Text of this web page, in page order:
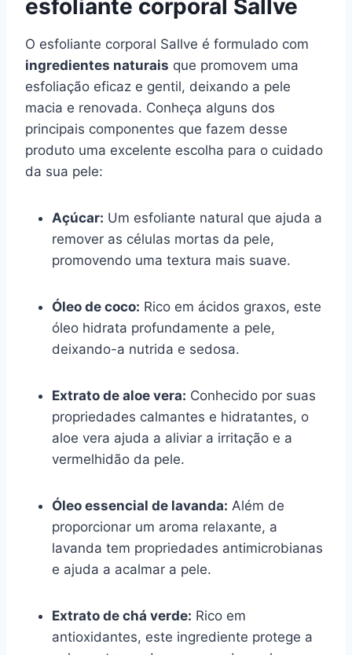
esfoliante corporal Sallve
O esfoliante corporal Sallve é formulado com
ingredientes naturais que promovem uma
esfoliação eficaz e gentil, deixando a pele
macia e renovada. Conheça alguns dos
principais componentes que fazem desse
produto uma excelente escolha para o cuidado
da sua pele:
Açúcar: Um esfoliante natural que ajuda a
remover as células mortas da pele,
promovendo uma textura mais suave.
Óleo de coco: Rico em ácidos graxos, este
óleo hidrata profundamente a pele,
deixando-a nutrida e sedosa.
Extrato de aloe vera: Conhecido por suas
propriedades calmantes e hidratantes, o
aloe vera ajuda a aliviar a irritação e a
vermelhidão da pele.
Óleo essencial de lavanda: Além de
proporcionar um aroma relaxante, a
lavanda tem propriedades antimicrobianas
e ajuda a acalmar a pele.
Extrato de chá verde: Rico em
antioxidantes, este ingrediente protege a